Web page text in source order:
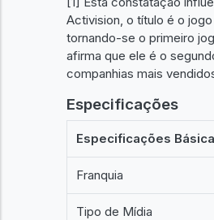
Activision, o título é o
tornando-se o primeiro
afirma que ele é o
companhias mais
Especificações
Especificações
Franquia
Tipo de Mídia